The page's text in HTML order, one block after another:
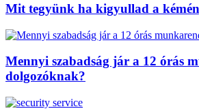
Mit tegyünk ha kigyullad a
Mennyi szabadság jár a 12 órás
dolgozóknak?